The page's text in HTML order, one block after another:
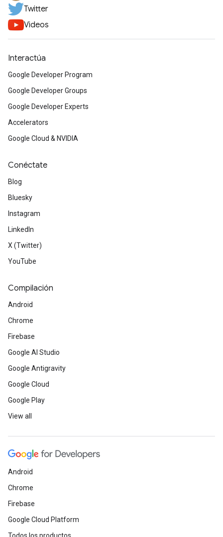
Twitter
Videos
Interactúa
Google Developer Program
Google Developer Groups
Google Developer Experts
Accelerators
Google Cloud & NVIDIA
Conéctate
Blog
Bluesky
Instagram
LinkedIn
X (Twitter)
YouTube
Compilación
Android
Chrome
Firebase
Google AI Studio
Google Antigravity
Google Cloud
Google Play
View all
Android
Chrome
Firebase
Google Cloud Platform